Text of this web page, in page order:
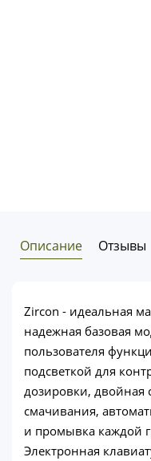
Описание Отзывы
Zircon - идеальная
надежная базовая
пользователя
подсветкой для
дозировки, двойная
смачивания,
и промывка каждой
Электронная